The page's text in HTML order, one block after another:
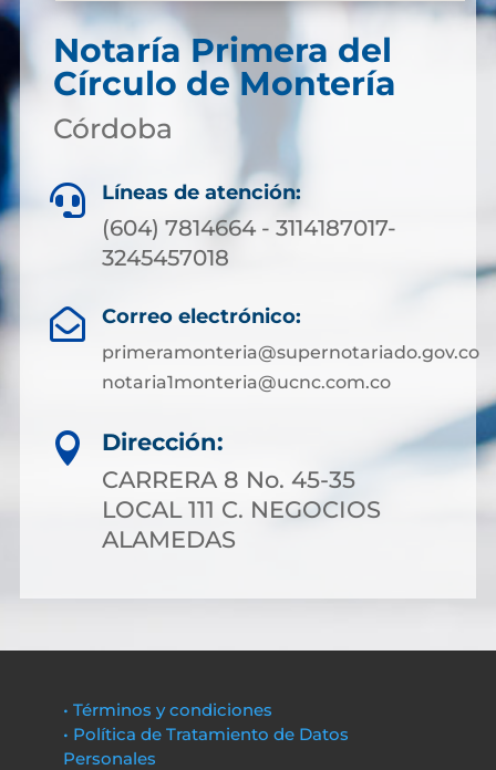
Notaría Primera del
Círculo de Montería
Córdoba
 Líneas de atención:
(604) 7814664 - 3114187017-
3245457018
 Correo electrónico:
primeramonteria@supernotariado.gov.co
notaria1monteria@ucnc.com.co

Dirección:
CARRERA 8 No. 45-35
LOCAL 111 C. NEGOCIOS
ALAMEDAS
• Términos y condiciones
• Política de Tratamiento de Datos
Personales